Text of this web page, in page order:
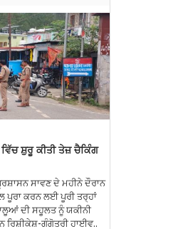
ਸ਼ੁਰੂ ਕੀਤੀ ਤੇਜ਼ ਚੈਕਿੰਗ
ਸਾਵਣ ਦੇ ਮਹੀਨੇ ਦੌਰਾਨ
ਪੂਰਾ ਕਰਨ ਲਈ ਪੂਰੀ ਤਰ੍ਹਾਂ
ਦੀ ਸਹੂਲਤ ਨੂੰ ਯਕੀਨੀ
ਰਿਸ਼ੀਕੇਸ਼-ਗੰਗੋਤਰੀ ਹਾਈਵ..